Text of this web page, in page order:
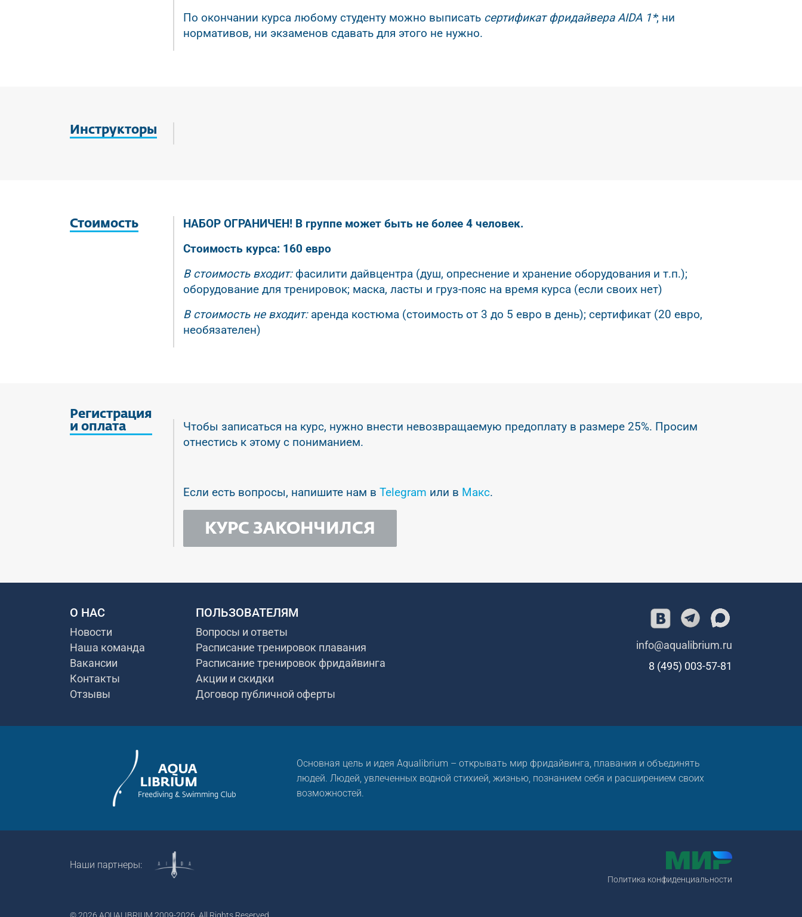
По окончании курса любому студенту можно выписать сертификат фридайвера AIDA 1*; ни
нормативов, ни экзаменов сдавать для этого не нужно.
Инструкторы
Стоимость
НАБОР ОГРАНИЧЕН! В группе может быть не более 4 человек.
Стоимость курса: 160 евро
В стоимость входит: фасилити дайвцентра (душ, опреснение и хранение оборудования и т.п.);
оборудование для тренировок; маска, ласты и груз-пояс на время курса (если своих нет)
В стоимость не входит:аренда костюма (стоимость от 3 до 5 евро в день); сертификат (20 евро,
необязателен)
Регистрация
и оплата
Чтобы записаться на курс, нужно внести невозвращаемую предоплату в размере 25%. Просим
отнестись к этому с пониманием.
Если есть вопросы, напишите нам в Telegram или в Макс.
КУРС ЗАКОНЧИЛСЯ
О НАС
Новости
Наша команда
Вакансии
Контакты
Отзывы
ПОЛЬЗОВАТЕЛЯМ
Вопросы и ответы
Расписание тренировок плавания
Расписание тренировок фридайвинга
Акции и скидки
Договор публичной оферты
info@aqualibrium.ru
8 (495) 003-57-81
Основная цель и идея Aqualibrium – открывать мир фридайвинга, плавания и объединять
людей. Людей, увлеченных водной стихией, жизнью, познанием себя и расширением своих
возможностей.
Наши партнеры:
Политика конфиденциальности